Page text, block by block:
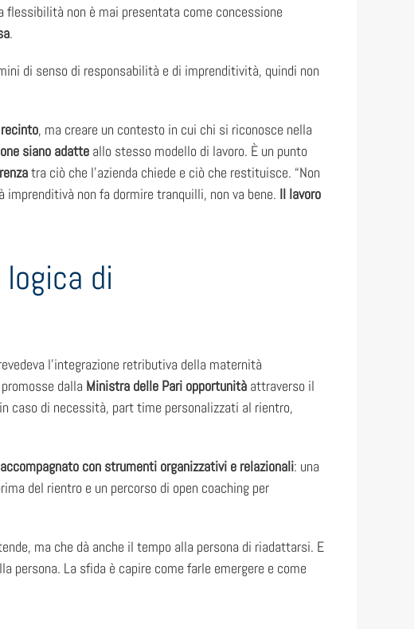
non è mai presentata come concessione
.
di senso di responsabilità e di imprenditività, quindi non
, ma creare un contesto in cui chi si riconosce nella
siano adatte allo stesso modello di lavoro. È un punto
tra ciò che l’azienda chiede e ciò che restituisce. “Non
non fa dormire tranquilli, non va bene. Il lavoro
di
l’integrazione retributiva della maternità
promosse dalla Ministra delle Pari opportunità attraverso il
caso di necessità, part time personalizzati al rientro,
accompagnato con strumenti organizzativi e relazionali: una
del rientro e un percorso di open coaching per
ma che dà anche il tempo alla persona di riadattarsi. E
persona. La sfida è capire come farle emergere e come